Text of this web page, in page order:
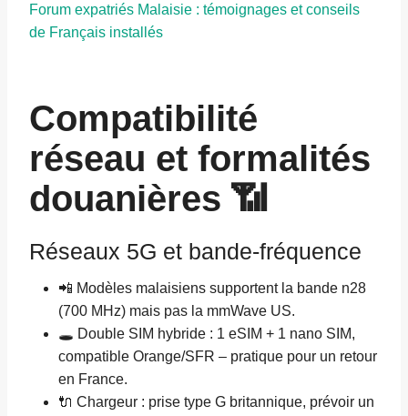
Forum expatriés Malaisie : témoignages et conseils
de Français installés
Compatibilité
réseau et formalités
douanières 📶
Réseaux 5G et bande-fréquence
📲 Modèles malaisiens supportent la bande n28
(700 MHz) mais pas la mmWave US.
🕳️ Double SIM hybride : 1 eSIM + 1 nano SIM,
compatible Orange/SFR – pratique pour un retour
en France.
🔌 Chargeur : prise type G britannique, prévoir un